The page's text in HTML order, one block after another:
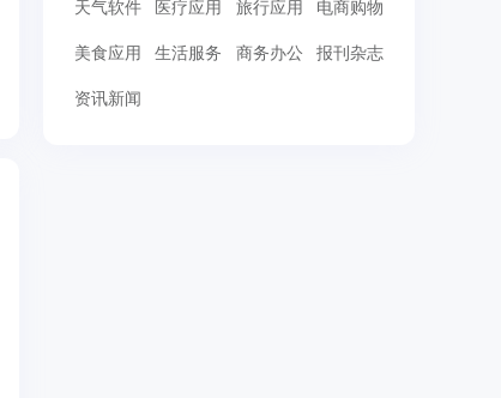
天气软件 医疗应用 旅行应用 电商购物
美食应用 生活服务 商务办公 报刊杂志
资讯新闻